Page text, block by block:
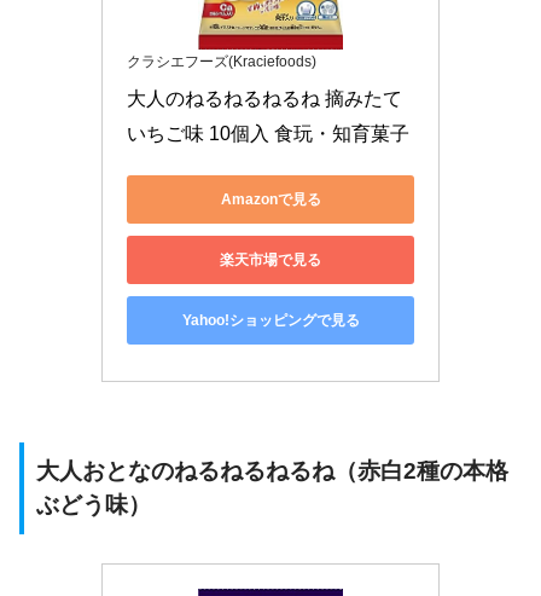
クラシエフーズ(Kraciefoods)
大人のねるねるねるね 摘みたて
いちご味 10個入 食玩・知育菓子
Amazonで見る
楽天市場で見る
Yahoo!ショッピングで見る
大人おとなのねるねるねるね（赤白2種の本格
ぶどう味）